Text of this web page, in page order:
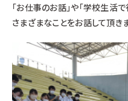
「お仕事のお話」や「学校生活で
さまざまなことをお話して頂き